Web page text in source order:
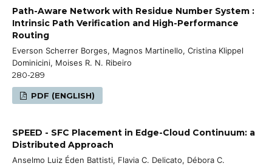
Path-Aware Network with Residue Number System :
Intrinsic Path Verification and High-Performance
Routing
Everson Scherrer Borges, Magnos Martinello, Cristina Klippel
Dominicini, Moises R. N. Ribeiro
280-289
PDF (ENGLISH)
SPEED - SFC Placement in Edge-Cloud Continuum: a
Distributed Approach
Anselmo Luiz Éden Battisti, Flavia C. Delicato, Débora C.